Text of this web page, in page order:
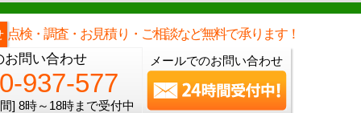
点検・調査・お見積り・ご相談など無料で承ります！
お問い合わせ
937-577
] 8時～18時まで受付中
メールでのお問い合わせ
電話でのご相談 [8時～18時まで受付中]
phone0120-937-577